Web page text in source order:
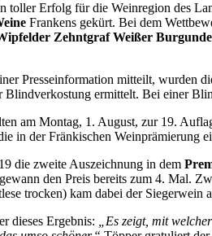
toller Erfolg für die Weinregion des
Frankens gekürt. Bei dem
Zehntgraf Weißer
Presseinformation mitteilt, wurden
Blindverkostung ermittelt. Bei einer
am Montag, 1. August, zur 19.
in der Fränkischen Weinprämierung
die zweite Auszeichnung in dem
den Preis bereits zum 4. Mal.
trocken) kam dabei der
dieses Ergebnis: „Es zeigt, mit welcher